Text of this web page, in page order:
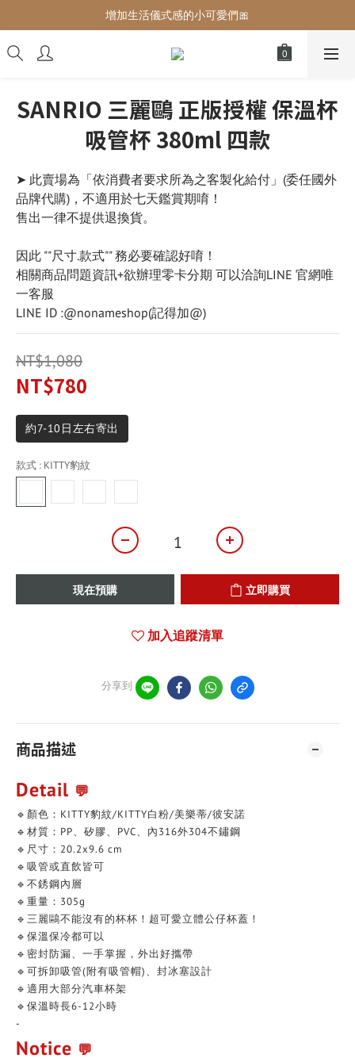
增加生活儀式感的小可愛們🎀
增加生活儀式感的小可愛們🎀
最後現貨‼️這價格不需要再解釋🔥
SANRIO 三麗鷗 正版授權 保溫杯
吸管杯 380ml 四款
➤ 此賣場為「依消費者要求所為之客製化給付」(委任國外
品牌代購)，不適用於七天鑑賞期唷！
售出一律不提供退換貨。
因此 ""尺寸.款式"" 務必要確認好唷！
相關商品問題資訊+欲辦理零卡分期 可以洽詢LINE 官網唯
一客服
LINE ID :@nonameshop(記得加@)
NT$1,080
NT$780
約7-10日左右寄出
款式 : KITTY豹紋
現在預購 立即購買
加入追蹤清單
分享到
商品描述
Detail 💬
🔹顏色：KITTY豹紋/KITTY白粉/美樂蒂/彼安諾
🔹材質：PP、矽膠、PVC、內316外304不鏽鋼
🔹尺寸： 20.2x9.6 cm
🔹吸管或直飲皆可
🔹不銹鋼內層
🔹重量：305g
🔹 三麗鷗不能沒有的杯杯！超可愛立體公仔杯蓋！
🔹 保溫保冷都可以
🔹 密封防漏、 一手掌握，外出好攜帶
🔹可拆卸吸管(附有吸管帽)、 封冰塞設計
🔹適用大部分汽車杯架
🔹保溫時長6-12小時
-
Notice 💬